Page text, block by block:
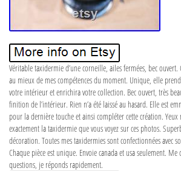
Véritable taxidermie d’une corneille, ailes fermées, bec
au mieux de mes compétences du moment. Unique, elle
votre intérieur et enrichira votre collection. Bec ouvert, très
finition de l’intérieur. Rien n’a été laissé au hasard. Elle est
pour la dernière touche et ainsi compléter cette création. Yeux
exactement la taxidermie que vous voyez sur ces photos.
décoration. Toutes mes taxidermies sont confectionnées avec
Chaque pièce est unique. Envoie canada et usa seulement. Me
questions, je réponds rapidement.